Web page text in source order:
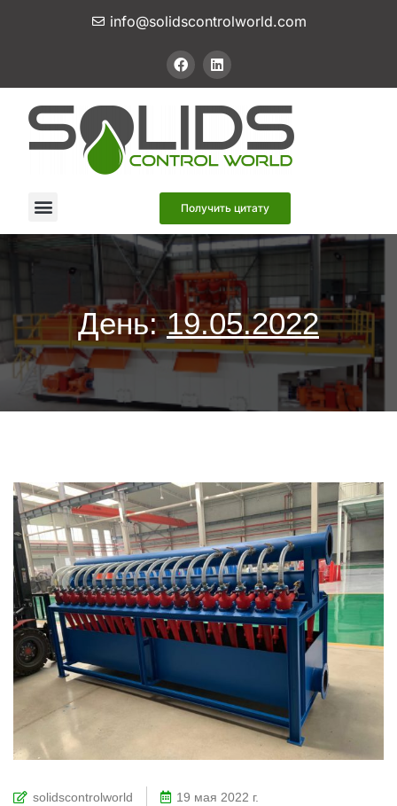
info@solidscontrolworld.com
Получить цитату
День:19.05.2022
solidscontrolworld 19 мая 2022 г.